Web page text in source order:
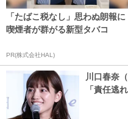
「たばこ税なし」思わぬ朗報に
喫煙者が群がる新型タバコ
PR(株式会社HAL)
川口春奈
「責任逃